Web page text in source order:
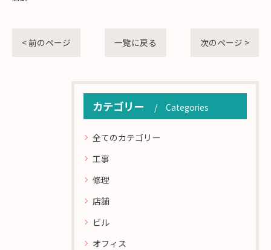
< 前のページ 一覧に戻る 次のページ >
カテゴリー Categories
全てのカテゴリー
工事
修理
店舗
ビル
オフィス